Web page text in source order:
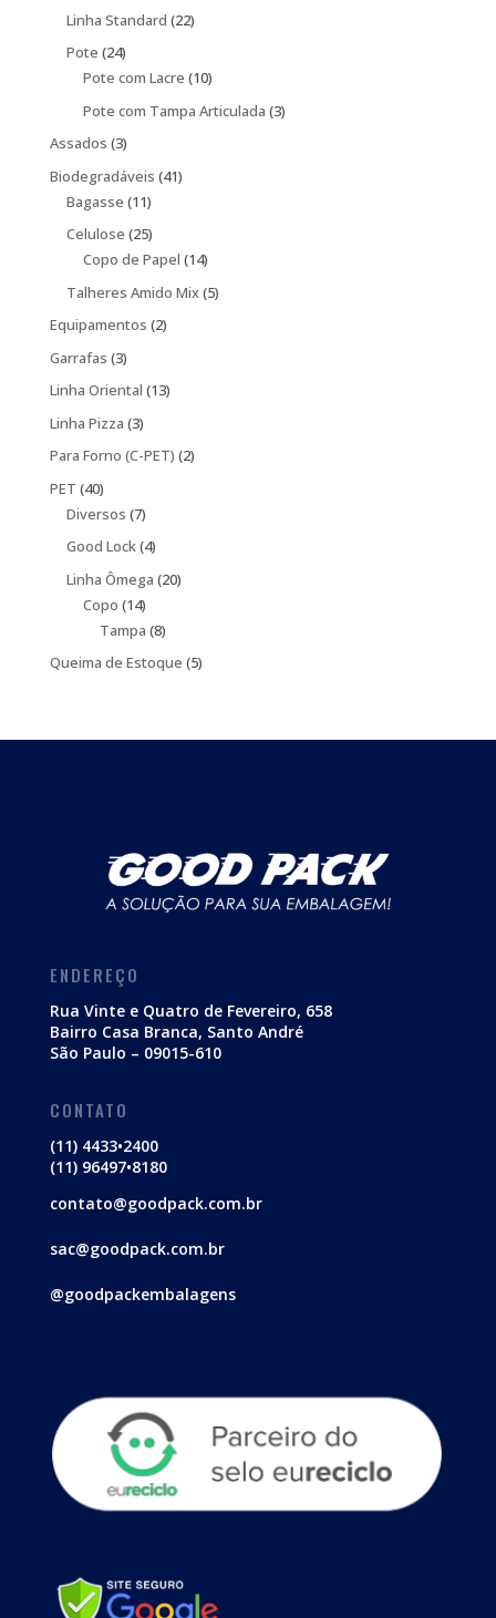
produtos
Linha Standard 2222
Pote 2424
produtos
Pote com Lacre 1010
produtos
Pote com Tampa Articulada 33
Assados 33
produtos
Biodegradáveis 4141
Bagasse 1111
produtos
Celulose 2525
produtos
Copo de Papel 1414
produtos
Talheres Amido Mix 55
Equipamentos 22
Garrafas 33
produtos
Linha Oriental 1313
Linha Pizza 33
produtos
Para Forno (C-PET) 22
PET 4040
produtos
Diversos 77
produtos
Good Lock 44
produtos
Linha Ômega 2020
Copo 1414
produtos
Tampa 88
produtos
Queima de Estoque 55
ENDEREÇO
Rua Vinte e Quatro de Fevereiro, 658
Bairro Casa Branca, Santo André
São Paulo – 09015-610
CONTATO
(11) 4433•2400
(11) 96497•8180
contato@goodpack.com.br
sac@goodpack.com.br
@goodpackembalagens